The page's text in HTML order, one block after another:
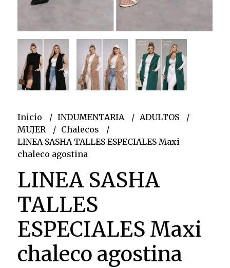
Inicio INDUMENTARIA
ADULTOS
MUJER
Chalecos
LINEA SASHA TALLES ESPECIALES Maxi
chaleco agostina
LINEA SASHA
TALLES
ESPECIALES Maxi
chaleco agostina